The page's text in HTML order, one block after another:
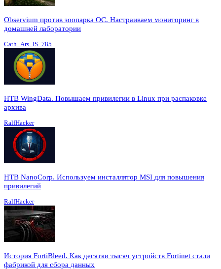
Observium против зоопарка ОС. Настраиваем мониторинг в
домашней лаборатории
Cath_Ars_IS_785
HTB WingData. Повышаем привилегии в Linux при распаковке
архива
RalfHacker
HTB NanoCorp. Используем инсталлятор MSI для повышения
привилегий
RalfHacker
История FortiBleed. Как десятки тысяч устройств Fortinet стали
фабрикой для сбора данных